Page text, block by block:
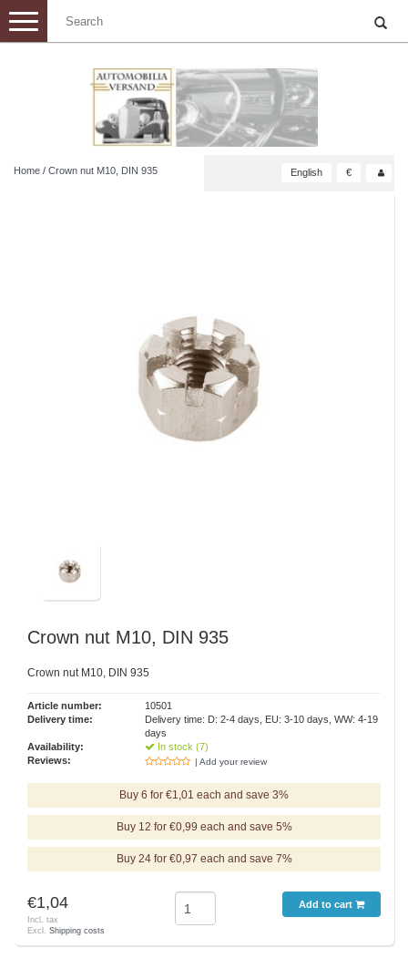
Toggle
navigation
Home / Crown nut M10, DIN 935 English €
Crown nut M10, DIN 935
Crown nut M10, DIN 935
Article number:
10501
Delivery time:
Delivery time: D: 2-4 days, EU: 3-10 days, WW: 4-19
days
Availability:
In stock (7)
Reviews:
| Add your review
Buy 6 for €1,01 each and save 3%
Buy 12 for €0,99 each and save 5%
Buy 24 for €0,97 each and save 7%
€1,04
Incl. tax
Excl. Shipping costs
Add to cart